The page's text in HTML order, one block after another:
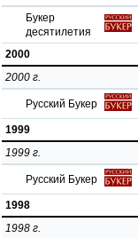
Букер
десятилетия
2000
2000 г.
Русский Букер
1999
1999 г.
Русский Букер
1998
1998 г.